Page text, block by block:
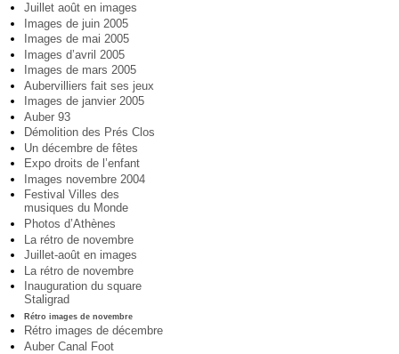
Juillet août en images
Images de juin 2005
Images de mai 2005
Images d’avril 2005
Images de mars 2005
Aubervilliers fait ses jeux
Images de janvier 2005
Auber 93
Démolition des Prés Clos
Un décembre de fêtes
Expo droits de l’enfant
Images novembre 2004
Festival Villes des
musiques du Monde
Photos d’Athènes
La rétro de novembre
Juillet-août en images
La rétro de novembre
Inauguration du square
Staligrad
Rétro images de novembre
Rétro images de décembre
Auber Canal Foot